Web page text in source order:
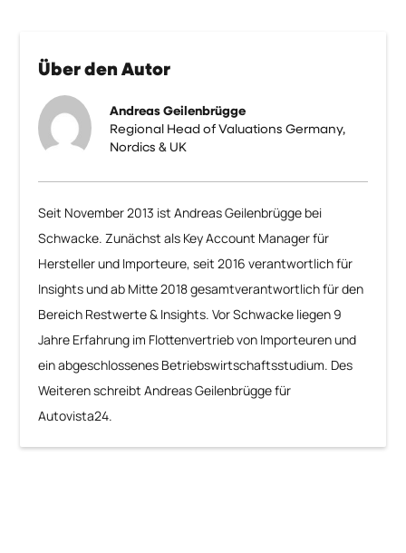
Über den Autor
Andreas Geilenbrügge
Regional Head of Valuations Germany,
Nordics & UK
Seit November 2013 ist Andreas Geilenbrügge bei
Schwacke. Zunächst als Key Account Manager für
Hersteller und Importeure, seit 2016 verantwortlich für
Insights und ab Mitte 2018 gesamtverantwortlich für den
Bereich Restwerte & Insights. Vor Schwacke liegen 9
Jahre Erfahrung im Flottenvertrieb von Importeuren und
ein abgeschlossenes Betriebswirtschaftsstudium. Des
Weiteren schreibt Andreas Geilenbrügge für
Autovista24.